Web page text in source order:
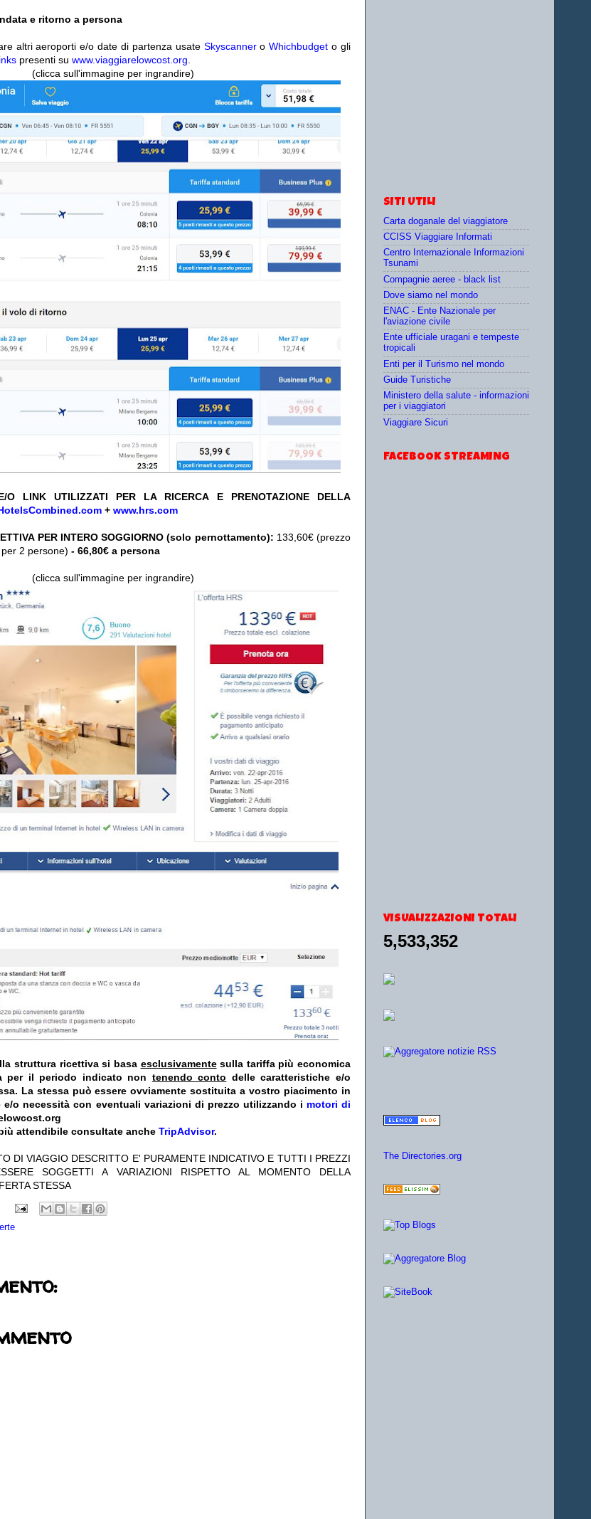
e ritorno a persona
altri aeroporti e/o date di partenza usate SkyscanneroWhichbudget o gli
presenti su www.viaggiarelowcost.org
(clicca sull'immagine per ingrandire)
O LINK UTILIZZATI PER LA RICERCA E PRENOTAZIONE DELLA
+ www.hrs.com
PER INTERO SOGGIORNO (solo pernottamento): 133,60€ (prezzo
2 persone) - 66,80€ a persona
(clicca sull'immagine per ingrandire)
struttura ricettiva si basa esclusivamentesulla tariffa più economica
per il periodo indicato non tenendo conto delle caratteristiche e/o
La stessa può essere ovviamente sostituita a vostro piacimento in
e/o necessità con eventuali variazioni di prezzo utilizzando i motori di
attendibile consultate anche TripAdvisor.
DI VIAGGIO DESCRITTO E' PURAMENTE INDICATIVO E TUTTI I PREZZI
SOGGETTI A VARIAZIONI RISPETTO AL MOMENTO DELLA
STESSA
SITI UTILI
Carta doganale del viaggiatore
CCISS Viaggiare Informati
Centro Internazionale Informazioni
Tsunami
Compagnie aeree - black list
Dove siamo nel mondo
ENAC - Ente Nazionale per
l'aviazione civile
Ente ufficiale uragani e tempeste
tropicali
Enti per il Turismo nel mondo
Guide Turistiche
Ministero della salute - informazioni
per i viaggiatori
Viaggiare Sicuri
FACEBOOK STREAMING
VISUALIZZAZIONI TOTALI
5,533,352
The Directories.org